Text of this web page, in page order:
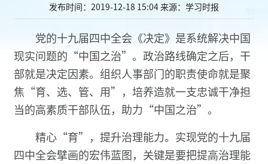
发布时间：2019-12-18 15:04来源：学习时报
党的十九届四中全会《决定》是系统解决中国
现实问题的“中国之治”。政治路线确定之后，干
部就是决定因素。组织人事部门的职责使命就是聚
焦“育、选、管、用”，培养造就一支忠诚干净担
当的高素质干部队伍，助力“中国之治”。
精心“育”，提升治理能力。实现党的十九届
四中全会擘画的宏伟蓝图，关键是要把提高治理能